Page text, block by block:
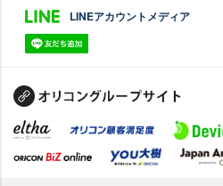
LINEアカウントメディア